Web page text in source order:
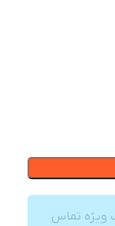
ویژه تماس